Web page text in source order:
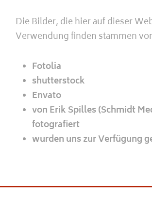
Die Bilder, die hier auf dieser
Verwendung finden stammen
Fotolia
shutterstock
Envato
von Erik Spilles (Schmidt
fotografiert
wurden uns zur Verfügung